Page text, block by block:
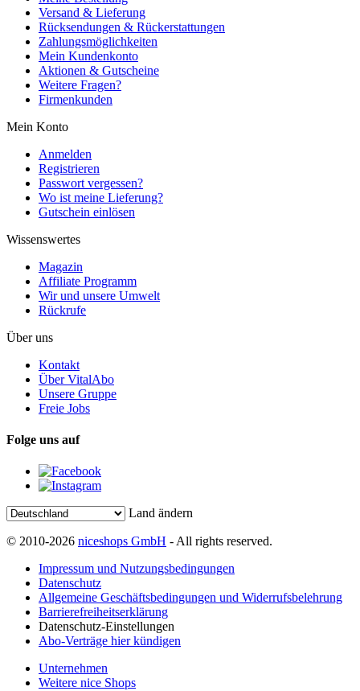
Versand & Lieferung
Rücksendungen & Rückerstattungen
Zahlungsmöglichkeiten
Mein Kundenkonto
Aktionen & Gutscheine
Weitere Fragen?
Firmenkunden
Mein Konto
Anmelden
Registrieren
Passwort vergessen?
Wo ist meine Lieferung?
Gutschein einlösen
Wissenswertes
Magazin
Affiliate Programm
Wir und unsere Umwelt
Rückrufe
Über uns
Kontakt
Über VitalAbo
Unsere Gruppe
Freie Jobs
Folge uns auf
Land ändern
© 2010-2026 niceshops GmbH - All rights reserved.
Impressum und Nutzungsbedingungen
Datenschutz
Allgemeine Geschäftsbedingungen und Widerrufsbelehrung
Barrierefreiheitserklärung
Datenschutz-Einstellungen
Abo-Verträge hier kündigen
Unternehmen
Weitere nice Shops